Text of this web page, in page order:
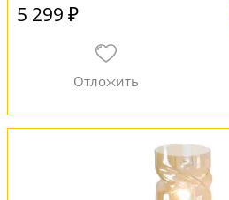
5 299 ₽